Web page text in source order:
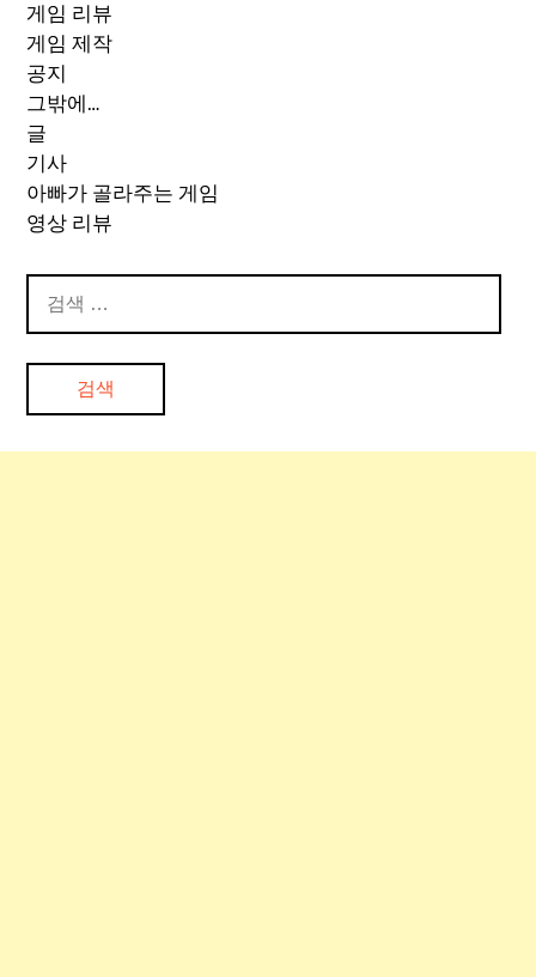
게임 리뷰
게임 제작
공지
그밖에…
글
기사
아빠가 골라주는 게임
영상 리뷰
색: